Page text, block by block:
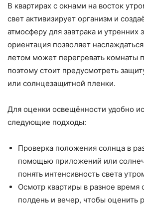
В квартирах с окнами на восток
свет активизирует организм и
атмосферу для завтрака и утренних
ориентация позволяет
летом может перегревать комнаты
поэтому стоит предусмотреть
или солнцезащитной пленки.
Для оценки освещённости удобно
следующие подходы:
Проверка положения солнца в
помощью приложений или
понять интенсивность света
Осмотр квартиры в разное время
полдень и вечер, чтобы оценить